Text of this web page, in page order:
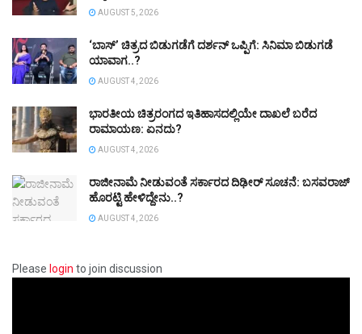
AUGUST 5, 2026
‘ಬಾಸ್’ ಚಿತ್ರದ ಬಿಡುಗಡೆಗೆ ದರ್ಶನ್ ಒಪ್ಪಿಗೆ: ಸಿನಿಮಾ ಬಿಡುಗಡೆ
ಯಾವಾಗ..?
AUGUST 4, 2026
ಭಾರತೀಯ ಚಿತ್ರರಂಗದ ಇತಿಹಾಸದಲ್ಲಿಯೇ ದಾಖಲೆ ಬರೆದ
ರಾಮಾಯಣ: ಏನದು?
AUGUST 4, 2026
ರಾಜೀನಾಮೆ ನೀಡುವಂತೆ ಸರ್ಕಾರದ ದಿಢೀರ್‌ ಸೂಚನೆ: ಬಸವರಾಜ್
ಹೊರಟ್ಟಿ ಹೇಳಿದ್ದೇನು..?
AUGUST 4, 2026
Please login to join discussion